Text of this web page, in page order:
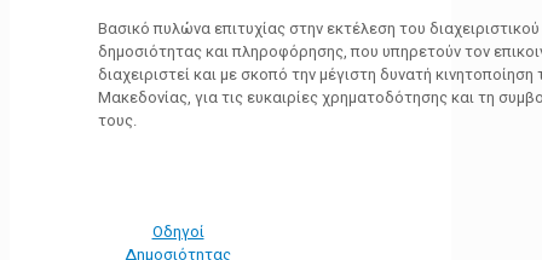
Βασικό πυλώνα επιτυχίας στην εκτέλεση του
δημοσιότητας και πληροφόρησης, που υπηρετούν τον
διαχειριστεί και με σκοπό την μέγιστη δυνατή
Μακεδονίας, για τις ευκαιρίες χρηματοδότησης και τη
τους.
Οδηγοί
Δημοσιότητας